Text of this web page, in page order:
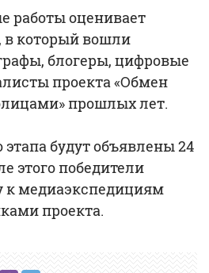
работы оценивает
в который вошли
блогеры, цифровые
проекта «Обмен
прошлых лет.
этапа будут объявлены 24
этого победители
к медиаэкспедициям
проекта.